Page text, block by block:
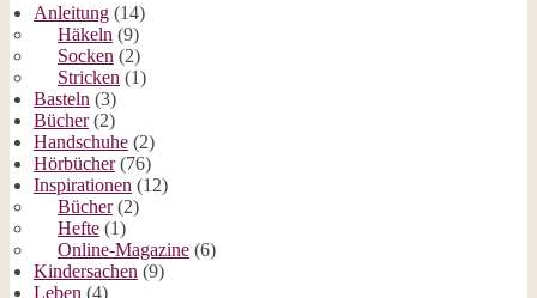
Anleitung (14)
Häkeln (9)
Socken (2)
Stricken (1)
Basteln (3)
Bücher(2)
Handschuhe (2)
Hörbücher(76)
Inspirationen (12)
Bücher(2)
Hefte (1)
Online-Magazine (6)
Kindersachen (9)
Leben (4)